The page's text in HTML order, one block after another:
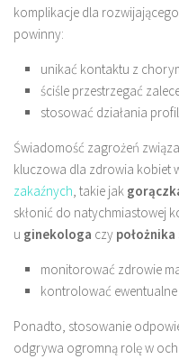
komplikacje dla
powinny:
unikać kontaktu z
ściśle przestrzegać
stosować działania
Świadomość zagrożeń
kluczowa dla zdrowia kobiet
zakaźnych , takie jak
skłonić do natychmiastowej
u ginekologa czy położnika
monitorować zdrowie
kontrolować ewentualne
Ponadto, stosowanie
odgrywa ogromną rolę w